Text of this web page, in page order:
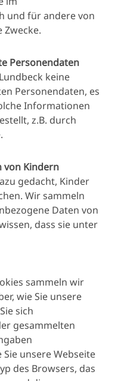
sexuelle
(nur wenn
Allgemeinen
diese
nicht
und
sondern nur
verarbeitet,
mit
über ein
Ereignis
und für die
und
des Falls
ist
Straftaten
und
*Im
wird diese
Es ist
Daten
und für andere von
Personendaten
keine
Personendaten, es
Informationen
z.B. durch
von Kindern
gedacht, Kinder
Wir sammeln
Daten von
dass sie unter
sammeln wir
wie Sie unsere
sich
gesammelten
unsere Webseite
des Browsers, das